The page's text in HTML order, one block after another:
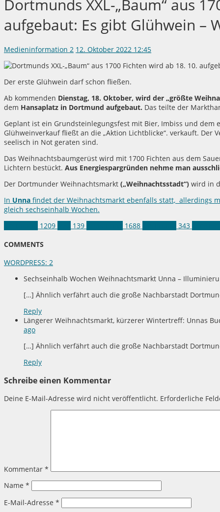
Dortmunds XXL-„Baum“ aus
aufgebaut: Es gibt Glühwein –
Medieninformation 2 12. Oktober 2022 12:45
Der erste Glühwein darf schon fließen.
Ab kommenden Dienstag, 18. Oktober, wird der „größte
dem Hansaplatz in Dortmund aufgebaut. Das teilte der
Geplant ist ein Grundsteinlegungsfest mit Bier, Imbiss und dem
Glühweinverkauf fließt an die „Aktion Lichtblicke“. verkauft.
seelisch in Not geraten sind.
Das Weihnachtsbaumgerüst wird mit 1700 Fichten aus dem
Lichtern bestückt. Aus Energiespargründen nehme man
Der Dortmunder Weihnachtsmarkt („Weihnachtsstadt“) wird in
In Unna findet der Weihnachtsmarkt ebenfalls statt, allerdings
gleich sechseinhalb Wochen.
1209 139 1688 343
COMMENTS
WORDPRESS: 2
Sechseinhalb Wochen Weihnachtsmarkt Unna –
[…] Ähnlich verfährt auch die große Nachbarstadt
Reply
Längerer Weihnachtsmarkt, kürzerer Wintertreff: Unnas
ago
[…] Ähnlich verfährt auch die große Nachbarstadt
Reply
Schreibe einen Kommentar
Deine E-Mail-Adresse wird nicht veröffentlicht. Erforderliche
Kommentar *
Name *
E-Mail-Adresse *